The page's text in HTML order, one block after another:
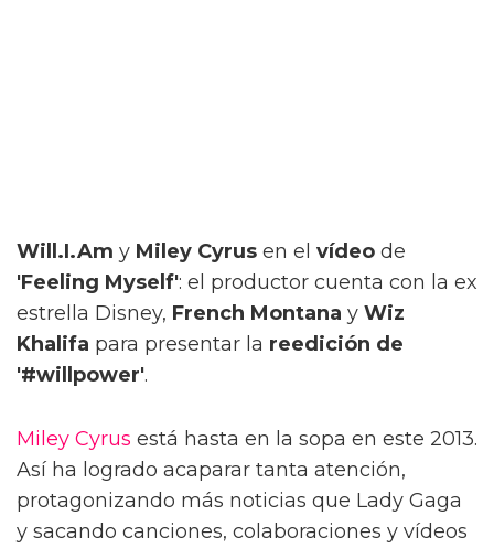
Will.I.Am y Miley Cyrus en el vídeo de
'Feeling Myself': el productor cuenta con la ex
estrella Disney, French Montana y Wiz
Khalifa para presentar la reedición de
'#willpower'.
Miley Cyrus está hasta en la sopa en este 2013.
Así ha logrado acaparar tanta atención,
protagonizando más noticias que Lady Gaga
y sacando canciones, colaboraciones y vídeos